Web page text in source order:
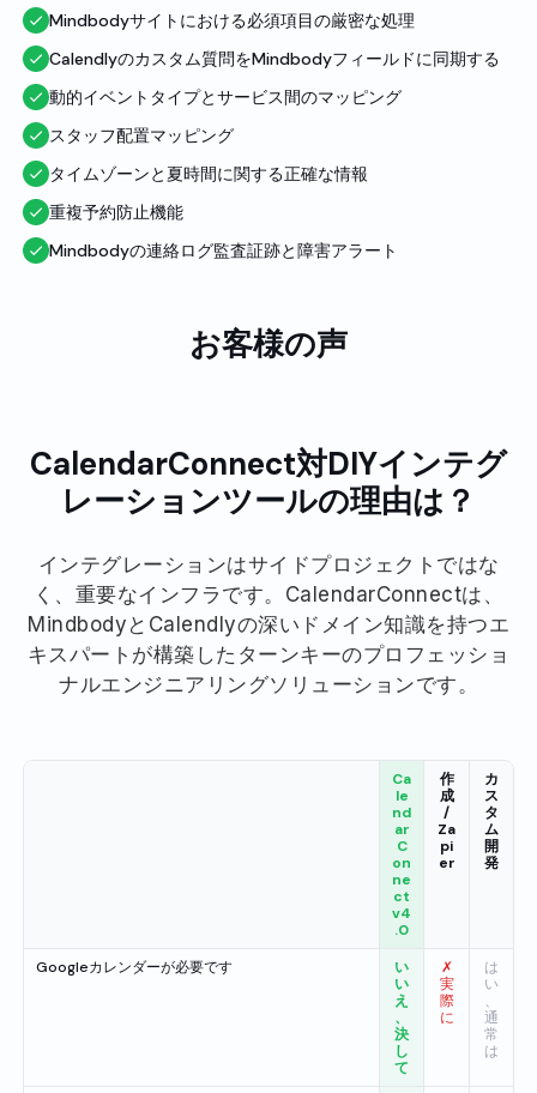
Mindbodyサイトにおける必須項目の厳密な処理
Calendlyのカスタム質問をMindbodyフィールドに同期する
動的イベントタイプとサービス間のマッピング
スタッフ配置マッピング
タイムゾーンと夏時間に関する正確な情報
重複予約防止機能
Mindbodyの連絡ログ監査証跡と障害アラート
お客様の声
CalendarConnect対DIYインテグ
レーションツールの理由は？
インテグレーションはサイドプロジェクトではな
く、重要なインフラです。CalendarConnectは、
MindbodyとCalendlyの深いドメイン知識を持つエ
キスパートが構築したターンキーのプロフェッショ
ナルエンジニアリングソリューションです。
Ca
le
nd
ar
C
on
ne
ct
v4
.0
作
成
/
Za
pi
er
カ
ス
タ
ム
開
発
Googleカレンダーが必要です
い
い
え
、
決
し
て
✗
実
際
に
は
い
、
通
常
は